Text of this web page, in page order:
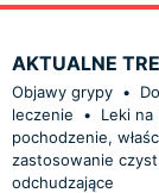
AKTUALNE
Objawy grypy •
leczenie
• Leki na
pochodzenie,
zastosowanie
odchudzające